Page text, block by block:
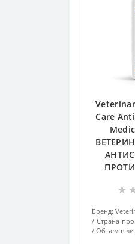
Care
и
Бренд:
Страна-
Объем в